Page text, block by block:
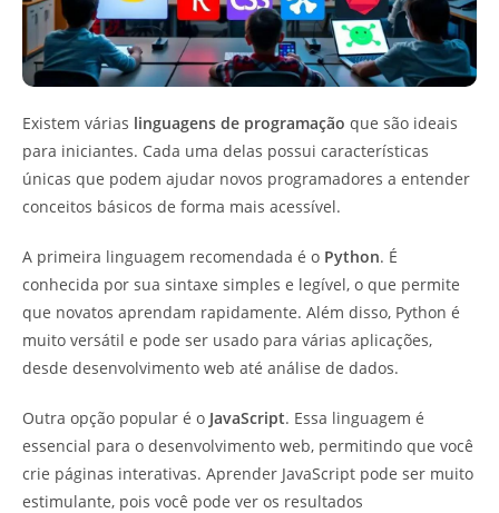
Existem várias linguagens de programação que são ideais
para iniciantes. Cada uma delas possui características
únicas que podem ajudar novos programadores a entender
conceitos básicos de forma mais acessível.
A primeira linguagem recomendada é o Python. É
conhecida por sua sintaxe simples e legível, o que permite
que novatos aprendam rapidamente. Além disso, Python é
muito versátil e pode ser usado para várias aplicações,
desde desenvolvimento web até análise de dados.
Outra opção popular é o JavaScript. Essa linguagem é
essencial para o desenvolvimento web, permitindo que você
crie páginas interativas. Aprender JavaScript pode ser muito
estimulante, pois você pode ver os resultados